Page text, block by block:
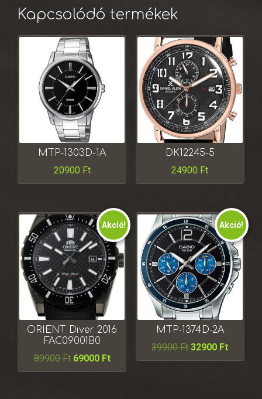
Kapcsolódó termékek
MTP-1303D-1A
20900 Ft
DK12245-5
24900 Ft
Akció!
ORIENT Diver 2016
FAC09001B0
89900Ft 69000 Ft
Akció!
MTP-1374D-2A
39900Ft 32900 Ft